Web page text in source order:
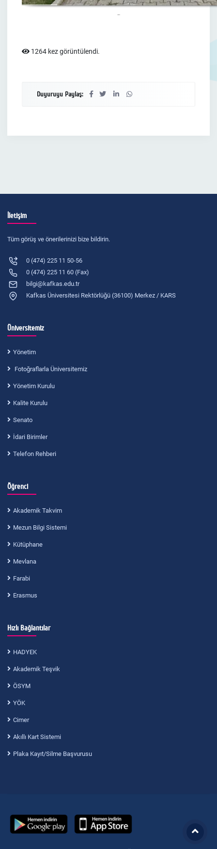
1264 kez görüntülendi.
Duyuruyu Paylaş:
İletişim
Tüm görüş ve önerilerinizi bize bildirin.
0 (474) 225 11 50-56
0 (474) 225 11 60 (Fax)
bilgi@kafkas.edu.tr
Kafkas Üniversitesi Rektörlüğü (36100) Merkez / KARS
Üniversitemiz
Yönetim
Fotoğraflarla Üniversitemiz
Yönetim Kurulu
Kalite Kurulu
Senato
İdari Birimler
Telefon Rehberi
Öğrenci
Akademik Takvim
Mezun Bilgi Sistemi
Kütüphane
Mevlana
Farabi
Erasmus
Hızlı Bağlantılar
HADYEK
Akademik Teşvik
ÖSYM
YÖK
Cimer
Akıllı Kart Sistemi
Plaka Kayıt/Silme Başvurusu